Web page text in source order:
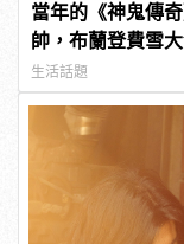
當年的《神鬼傳
帥，布蘭登費雪大
生活話題